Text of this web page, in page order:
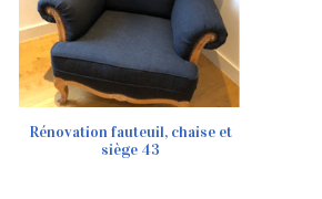
Rénovation fauteuil, chaise et
siège 43